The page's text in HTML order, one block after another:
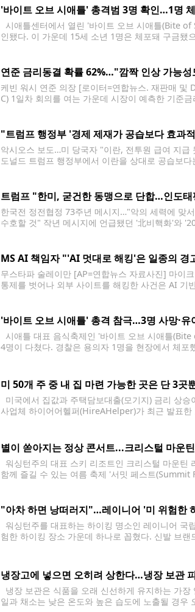
'바이트 오브 시애틀' 총격범 3명 확인…1명
시애틀센터에서 열린 '바이트 오브 시애틀(Bite
인됐다. 이 가운데 15세 소년 1명은 체포돼 구금됐
연준 금리동결 확률 62%…"깜짝 인상 가능성
케빈 워시 연준 의장 [로이터=연합뉴스. 재판매 및
C) 1일차 회의를 여는 가운데 시장이 예측한 기준
"트럼프 행정부 '경제 제재가 공습보다 효과
악시오스 보도…미 당국자 "이란, 전투원 급여 지
도널드 트럼프 행정부에서 이란을 상대로 공습보
트럼프 "한미, 굳건한 동맹으로 단합…인도
한국전 정전협정 73주년 메시지…"악의 세력에 맞
수호할 것" 작년 메시지에 언급됐던 '北비핵화'와
MS AI 책임자 "'AI 멋대로 해킹'은 일종의 경
무스타파 술레이만 [AP=연합뉴스 자료사진] 마이
통제를 벗어나 외부 사이트를 해킹한 사건은 AI 기
'바이트 오브 시애틀' 총격 참극…3명 사망·유
시애틀 대표 음식축제인 '바이트 오브 시애틀
4명이 다쳤다. 경찰은 용의자 1명을 현장에서 체포
미 50개 주 중 내 집 마련 가능한 곳은 단 3곳
미국에서 집값과 주택담보대출(모기지) 금리 상
사업체 하이어어헬퍼(HireAHelper)가 최근 발표
별이 쏟아지는 정상 콘서트...크리스털 마운
워싱턴주의 대표 스키 리조트인 크리스털 마운
함께 즐길 수 있는 여름 축제 '서밋 페스트(Summit
"아차 하면 낭떠러지"…레이니어 '미 위험한
워싱턴주를 대표하는 하이킹 명소인 레이니어 국
험한 하이킹 장소 가운데 하나로 꼽혔다. 신발 브
냉장고에 넣으면 오히려 상한다…냉장 보관
냉장 보관은 식품을 오래 신선하게 유지하는 가
일과 채소는 낮은 온도와 높은 습도에 노출될 경우